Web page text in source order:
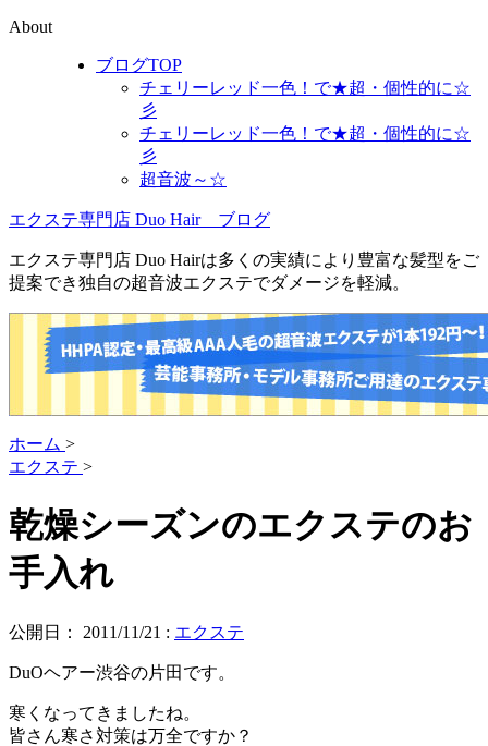
About
ブログTOP
チェリーレッド一色！で★超・個性的に☆
彡
チェリーレッド一色！で★超・個性的に☆
彡
超音波～☆
エクステ専門店 Duo Hair ブログ
エクステ専門店 Duo Hairは多くの実績により豊富な髪型をご
提案でき独自の超音波エクステでダメージを軽減。
ホーム >
エクステ >
乾燥シーズンのエクステのお
手入れ
公開日： 2011/11/21 : エクステ
DuOヘアー渋谷の片田です。
寒くなってきましたね。
皆さん寒さ対策は万全ですか？